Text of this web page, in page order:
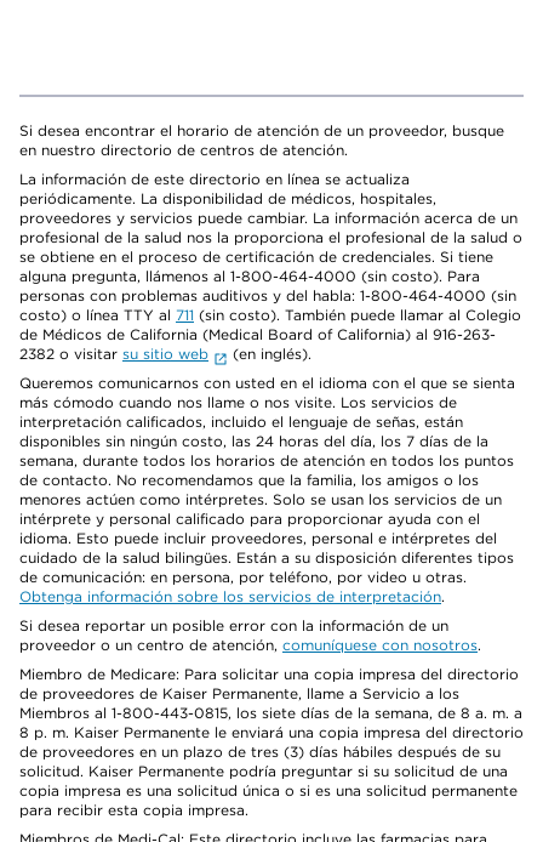
Si desea encontrar el horario de atención de un proveedor, busque
en nuestro directorio de centros de atención.
La información de este directorio en línea se actualiza
periódicamente. La disponibilidad de médicos, hospitales,
proveedores y servicios puede cambiar. La información acerca de un
profesional de la salud nos la proporciona el profesional de la salud o
se obtiene en el proceso de certificación de credenciales. Si tiene
alguna pregunta, llámenos al 1-800-464-4000 (sin costo). Para
personas con problemas auditivos y del habla: 1-800-464-4000 (sin
costo) o línea TTY al 711 (sin costo). También puede llamar al Colegio
de Médicos de California (Medical Board of California) al 916-263-
2382 o visitar su sitio web
(en inglés).
Queremos comunicarnos con usted en el idioma con el que se sienta
más cómodo cuando nos llame o nos visite. Los servicios de
interpretación calificados, incluido el lenguaje de señas, están
disponibles sin ningún costo, las 24 horas del día, los 7 días de la
semana, durante todos los horarios de atención en todos los puntos
de contacto. No recomendamos que la familia, los amigos o los
menores actúen como intérpretes. Solo se usan los servicios de un
intérprete y personal calificado para proporcionar ayuda con el
idioma. Esto puede incluir proveedores, personal e intérpretes del
cuidado de la salud bilingües. Están a su disposición diferentes tipos
de comunicación: en persona, por teléfono, por video u otras.
Obtenga información sobre los servicios de interpretación.
Si desea reportar un posible error con la información de un
proveedor o un centro de atención, comuníquese con nosotros.
Miembro de Medicare: Para solicitar una copia impresa del directorio
de proveedores de Kaiser Permanente, llame a Servicio a los
Miembros al 1-800-443-0815, los siete días de la semana, de 8 a. m. a
8 p. m. Kaiser Permanente le enviará una copia impresa del directorio
de proveedores en un plazo de tres (3) días hábiles después de su
solicitud. Kaiser Permanente podría preguntar si su solicitud de una
copia impresa es una solicitud única o si es una solicitud permanente
para recibir esta copia impresa.